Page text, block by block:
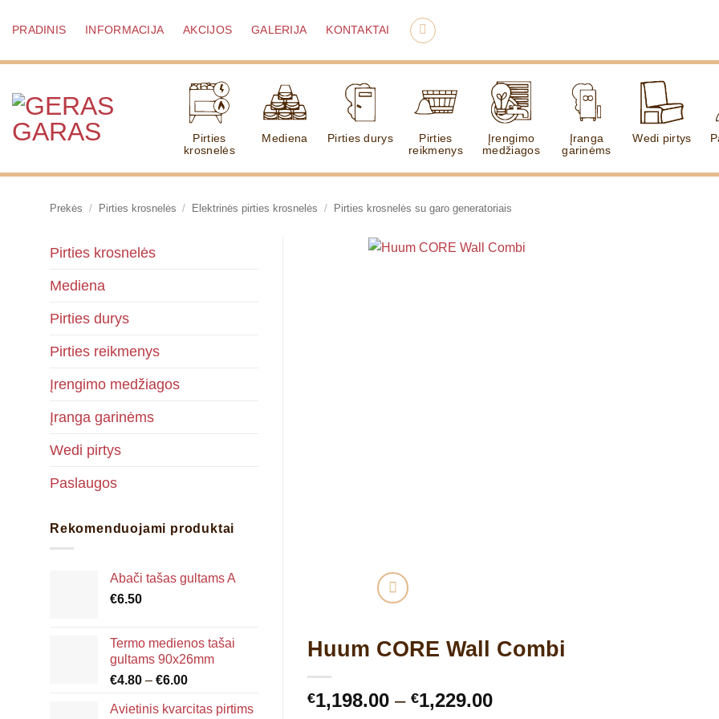
PRADINIS INFORMACIJA AKCIJOS GALERIJA KONTAKTAI
Pirties
krosnelės
Mediena Pirties durys
Pirties
reikmenys
Įrengimo
medžiagos
Įranga
garinėms
Wedi pirtys
Prekės / Pirties krosnelės / Elektrinės pirties krosnelės / Pirties krosnelės su garo generatoriais
Pirties krosnelės
Mediena
Pirties durys
Pirties reikmenys
Įrengimo medžiagos
Įranga garinėms
Wedi pirtys
Paslaugos
Rekomenduojami produktai
Abači tašas gultams A
€6.50
Termo medienos tašai
gultams 90x26mm
€4.80 – €6.00Price
€4.80
Avietinis kvarcitas pirtims
Huum CORE Wall Combi
€1,198.00 – €1,229.00Price